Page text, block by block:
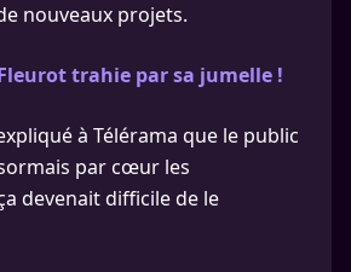
nouveaux projets.
trahie par sa jumelle !
à Télérama que le public
par cœur les
devenait difficile de le